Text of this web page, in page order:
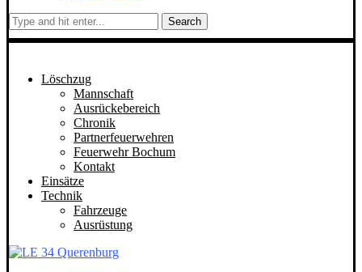
Search
Löschzug
Mannschaft
Ausrückebereich
Chronik
Partnerfeuerwehren
Feuerwehr Bochum
Kontakt
Einsätze
Technik
Fahrzeuge
Ausrüstung